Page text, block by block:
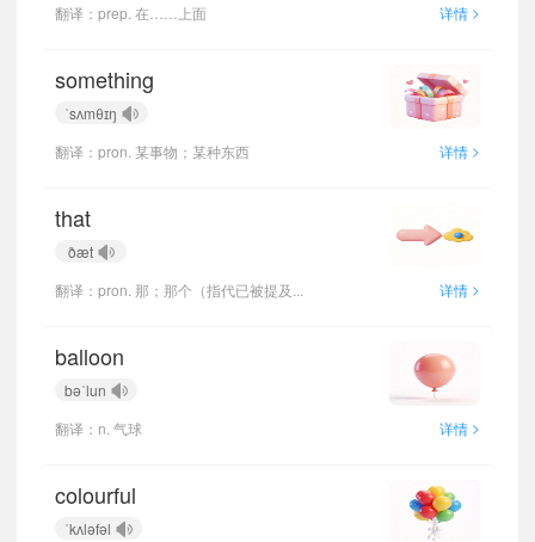
翻译：prep. 在……上面
详情 >
something
ˈsʌmθɪŋ
翻译：pron. 某事物；某种东西
详情 >
that
ðæt
翻译：pron. 那；那个（指代已被提及...
详情 >
balloon
bəˈlun
翻译：n. 气球
详情 >
colourful
ˈkʌləfəl